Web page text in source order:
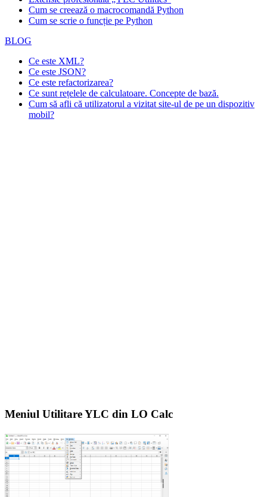
Cum se creează o macrocomandă Python
Cum se scrie o funcție pe Python
BLOG
Ce este XML?
Ce este JSON?
Ce este refactorizarea?
Ce sunt rețelele de calculatoare. Concepte de bază.
Cum să afli că utilizatorul a vizitat site-ul de pe un dispozitiv
mobil?
Meniul Utilitare YLC din LO Calc